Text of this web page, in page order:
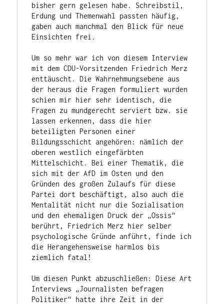
bisher gern gelesen habe. Schreibstil,
Erdung und Themenwahl passten häufig,
gaben auch manchmal den Blick für neue
Einsichten frei.
Um so mehr war ich von diesem Interview
mit dem CDU-Vorsitzenden Friedrich Merz
enttäuscht. Die Wahrnehmungsebene aus
der heraus die Fragen formuliert wurden
schien mir hier sehr identisch, die
Fragen zu mundgerecht serviert bzw. sie
lassen erkennen, dass die hier
beteiligten Personen einer
Bildungsschicht angehören: nämlich der
oberen westlich eingefärbten
Mittelschicht. Bei einer Thematik, die
sich mit der AfD im Osten und den
Gründen des großen Zulaufs für diese
Partei dort beschäftigt, also auch die
Mentalität nicht nur die Sozialisation
und den ehemaligen Druck der „Ossis“
berührt, Friedrich Merz hier selber
psychologische Gründe anführt, finde ich
die Herangehensweise harmlos bis
ziemlich fatal!
Um diesen Punkt abzuschließen: Diese Art
Interviews „Journalisten befragen
Politiker“ hatte ihre Zeit in der